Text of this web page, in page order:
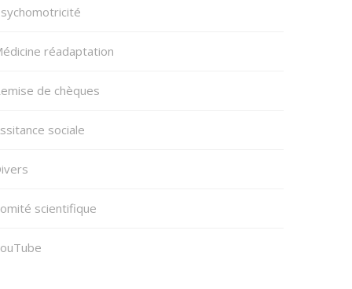
réadaptation
de chèques
sociale
scientifique